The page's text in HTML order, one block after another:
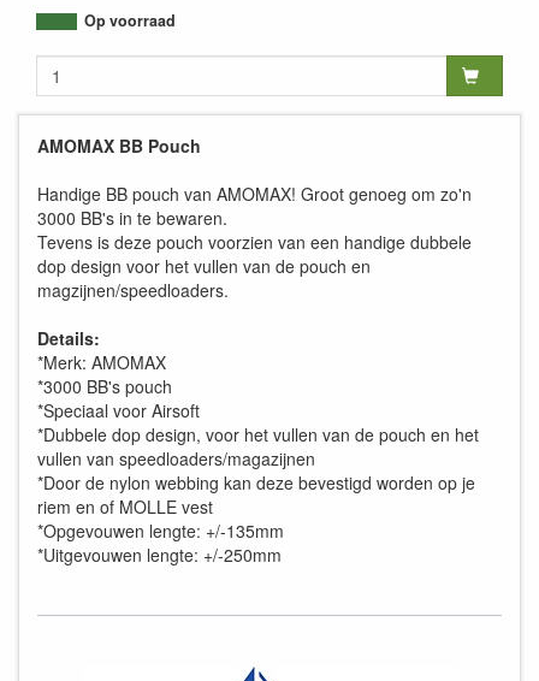
Op voorraad
AMOMAX BB Pouch
Handige BB pouch van AMOMAX! Groot genoeg om zo'n
3000 BB's in te bewaren.
Tevens is deze pouch voorzien van een handige dubbele
dop design voor het vullen van de pouch en
magzijnen/speedloaders.
Details:
*Merk: AMOMAX
*3000 BB's pouch
*Speciaal voor Airsoft
*Dubbele dop design, voor het vullen van de pouch en het
vullen van speedloaders/magazijnen
*Door de nylon webbing kan deze bevestigd worden op je
riem en of MOLLE vest
*Opgevouwen lengte: +/-135mm
*Uitgevouwen lengte: +/-250mm